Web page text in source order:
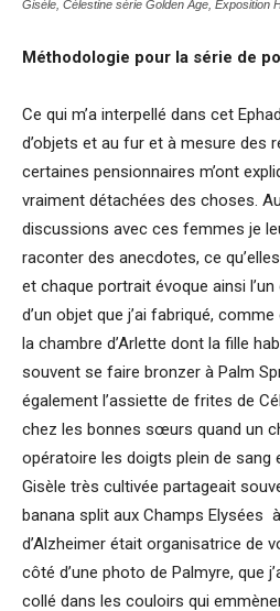
Gisèle, Célestine série Golden Age, Exposition
Méthodologie pour la série de
Ce qui m’a interpellé dans cet
d’objets et au fur et à mesure des
certaines pensionnaires m’ont
vraiment détachées des choses.
discussions avec ces femmes je
raconter des anecdotes, ce
et chaque portrait évoque ainsi
d’un objet que j’ai fabriqué,
la chambre d’Arlette dont la fille
souvent se faire bronzer à Palm
également l’assiette de frites de
chez les bonnes sœurs quand un
opératoire les doigts plein de sang
Gisèle très cultivée partageait
banana split aux Champs Elysées
d’Alzheimer était organisatrice de
côté d’une photo de Palmyre, que
collé dans les couloirs qui